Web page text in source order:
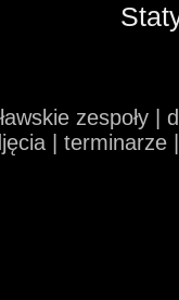
zespoły
|